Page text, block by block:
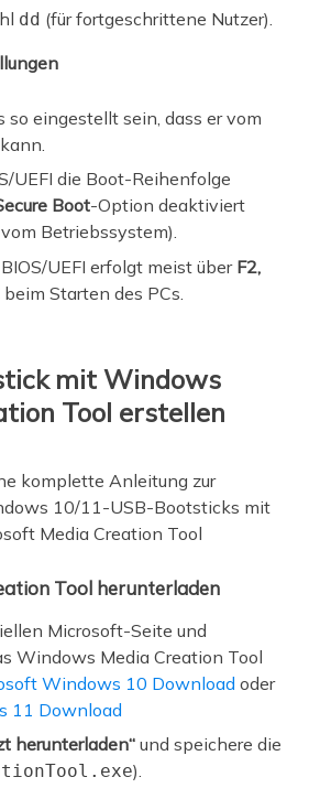
dd (für fortgeschrittene Nutzer).
so eingestellt sein, dass er vom
UEFI die Boot-Reihenfolge
Boot-Option deaktiviert
Betriebssystem).
UEFI erfolgt meist über F2,
beim Starten des PCs.
mit Windows
Tool erstellen
komplette Anleitung zur
10/11-USB-Bootsticks mit
Media Creation Tool
Tool herunterladen
Microsoft-Seite und
Windows Media Creation Tool
Windows 10 Download oder
11 Download
herunterladen“ und speichere die
).